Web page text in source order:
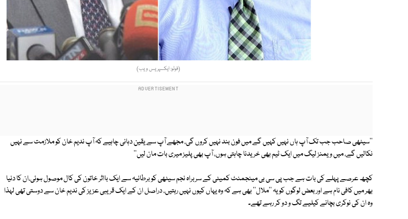
(فوٹو: ایکسپریس ویب)
''سیٹھی صاحب جب تک آپ ہاں نہیں کہیں گے میں فون بند نہیں کروں گی، مجھے آپ سے یقین دہانی چاہیے کہ آپ ندیم خان کو ملازمت سے نہیں
نکالیں گے، میں ویمنز لیگ میں ایک ٹیم بھی خریدنا چاہتی ہوں، آپ بھی پلیز میری بات مان لیں''
کچھ عرصے پہلے کی بات ہے جب پی سی بی مینجمنٹ کمیٹی کے سربراہ نجم سیٹھی کو برطانیہ سے ایک بااثر خاتون کی کال موصول ہوئی،ان کا دنیا
بھر میں کافی نام ہے اور بعض لوگوں کو یہ ''ملال'' بھی ہے کہ وہ یہاں کیوں نہیں رہتیں، دراصل ان کے ایک قریبی عزیز کی ندیم خان سے دوستی تھی لہذا
وہ ان کی نوکری بچانے کیلیے تگ و دو کر رہے تھے۔